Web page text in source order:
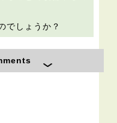
でしょうか？